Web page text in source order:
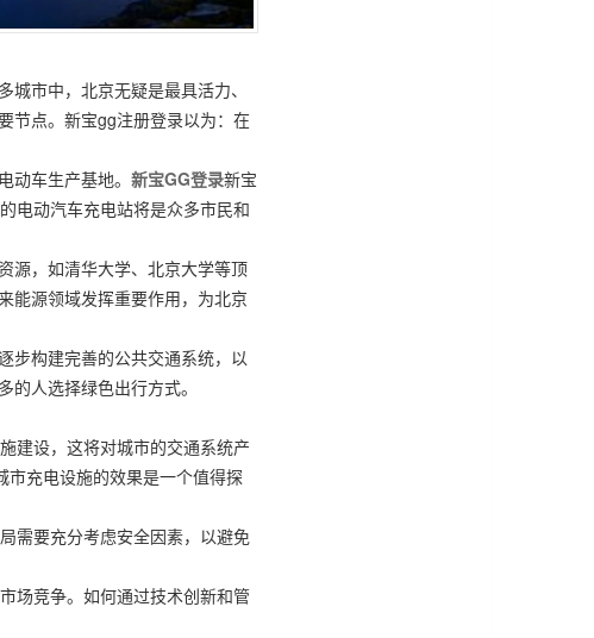
市中，北京无疑是最具活力、
节点。新宝gg注册登录以为：在
车生产基地。 新宝GG登录新宝
电动汽车充电站将是众多市民和
源，如清华大学、北京大学等顶
能源领域发挥重要作用，为北京
步构建完善的公共交通系统，以
人选择绿色出行方式。
建设，这将对城市的交通系统产
充电设施的效果是一个值得探
需要充分考虑安全因素，以避免
场竞争。如何通过技术创新和管